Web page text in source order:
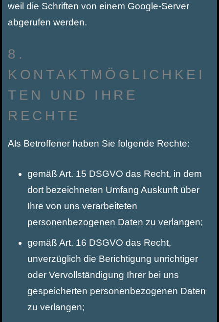
weil die Schriften von einem Google-Server
abgerufen werden.
8.
KONTAKTMÖGLICHKEI
TEN UND IHRE
RECHTE
Als Betroffener haben Sie folgende Rechte:
gemäß Art. 15 DSGVO das Recht, in dem
dort bezeichneten Umfang Auskunft über
Ihre von uns verarbeiteten
personenbezogenen Daten zu verlangen;
gemäß Art. 16 DSGVO das Recht,
unverzüglich die Berichtigung unrichtiger
oder Vervollständigung Ihrer bei uns
gespeicherten personenbezogenen Daten
zu verlangen;